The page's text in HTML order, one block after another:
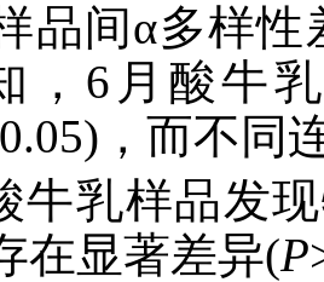
品间α多样
，6月酸牛
，而不同
牛乳样品发
在显著差异(P